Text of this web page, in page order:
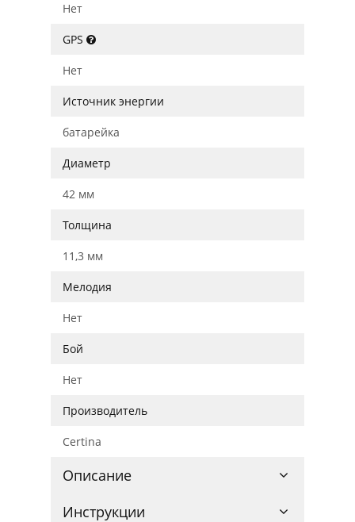
Нет
GPS
Нет
Источник энергии
батарейка
Диаметр
42 мм
Толщина
11,3 мм
Мелодия
Нет
Бой
Нет
Производитель
Certina
Описание
Инструкции